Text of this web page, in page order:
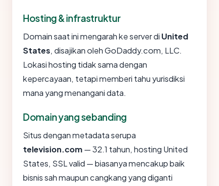
Hosting & infrastruktur
Domain saat ini mengarah ke server di United
States, disajikan oleh GoDaddy.com, LLC.
Lokasi hosting tidak sama dengan
kepercayaan, tetapi memberi tahu yurisdiksi
mana yang menangani data.
Domain yang sebanding
Situs dengan metadata serupa
television.com — 32.1 tahun, hosting United
States, SSL valid — biasanya mencakup baik
bisnis sah maupun cangkang yang diganti